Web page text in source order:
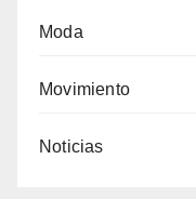
Moda
Movimiento
Noticias